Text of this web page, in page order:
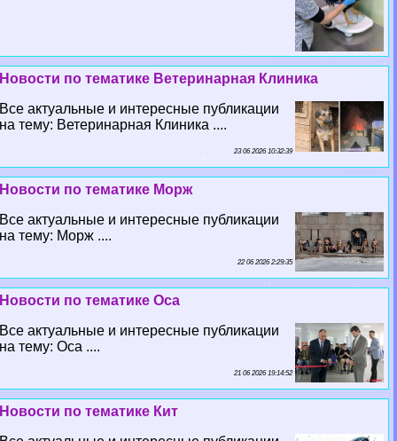
Новости по тематике Ветеринарная Клиника
Все актуальные и интересные публикации
на тему: Ветеринарная Клиника ....
23 06 2026 10:32:39
Новости по тематике Морж
Все актуальные и интересные публикации
на тему: Морж ....
22 06 2026 2:29:35
Новости по тематике Оса
Все актуальные и интересные публикации
на тему: Оса ....
21 06 2026 19:14:52
Новости по тематике Кит